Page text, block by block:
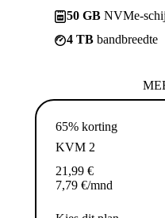
50 GB NVMe-
4 TB bandbreedte
65% korting
KVM 2
21,99 €
7,79 €/mnd